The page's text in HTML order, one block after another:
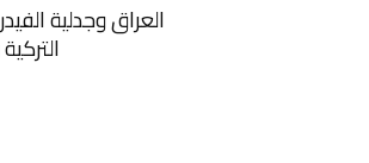
العراق وجدلية